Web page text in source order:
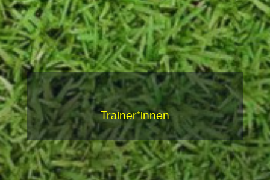
Trainer*innen